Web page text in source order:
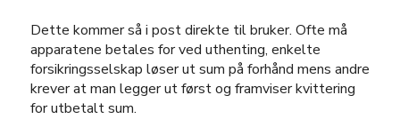
Dette kommer så i post direkte til bruker. Ofte må
apparatene betales for ved uthenting, enkelte
forsikringsselskap løser ut sum på forhånd mens andre
krever at man legger ut først og framviser kvittering
for utbetalt sum.